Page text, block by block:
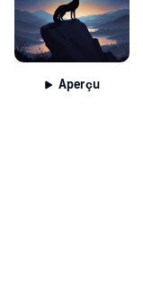
Aperçu